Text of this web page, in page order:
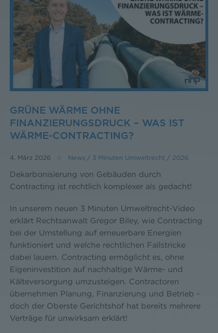
GRÜNE WÄRME OHNE
FINANZIERUNGSDRUCK – WAS IST
WÄRME-CONTRACTING?
4. März 2026 News / 3 Minuten Umweltrecht / 2026
Dekarbonisierung von Gebäuden durch
Contracting ist rechtlich komplexer als gedacht!
In unserem neuen 3 Minuten Umweltrecht-Video
erklärt Rechtsanwalt Gregor Biley, wie Contracting
bei der Umstellung auf erneuerbare Energien
funktioniert und welche rechtlichen Fallstricke
dabei lauern. Contracting ermöglicht es, ohne
Eigeninvestition auf nachhaltige Wärme- und
Kälteversorgung umzusteigen. Contractoren
übernehmen Planung, Finanzierung und Betrieb -
doch der Oberste Gerichtshof hat bereits mehrere
Verträge für unwirksam erklärt!